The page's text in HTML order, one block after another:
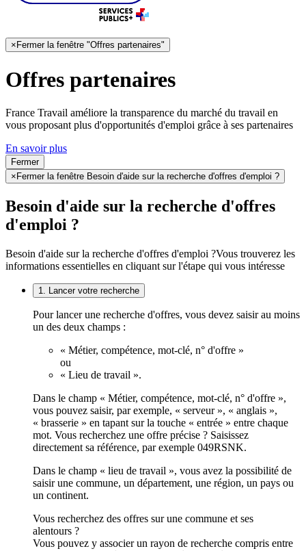
× Fermer la fenêtre "Offres partenaires"
Offres partenaires
France Travail améliore la transparence du marché du travail en
vous proposant plus d'opportunités d'emploi grâce à ses partenaires
En savoir plus
Fermer
× Fermer la fenêtre Besoin d'aide sur la recherche d'offres d'emploi ?
Besoin d'aide sur la recherche d'offres
d'emploi ?
Besoin d'aide sur la recherche d'offres d'emploi ?Vous trouverez les
informations essentielles en cliquant sur l'étape qui vous intéresse
1. Lancer votre recherche
Pour lancer une recherche d'offres, vous devez saisir au moins
un des deux champs :
« Métier, compétence, mot-clé, n° d'offre »
ou
« Lieu de travail ».
Dans le champ « Métier, compétence, mot-clé, n° d'offre »,
vous pouvez saisir, par exemple, « serveur », « anglais »,
« brasserie » en tapant sur la touche « entrée » entre chaque
mot. Vous recherchez une offre précise ? Saisissez
directement sa référence, par exemple 049RSNK.
Dans le champ « lieu de travail », vous avez la possibilité de
saisir une commune, un département, une région, un pays ou
un continent.
Vous recherchez des offres sur une commune et ses
alentours ?
Vous pouvez y associer un rayon de recherche compris entre